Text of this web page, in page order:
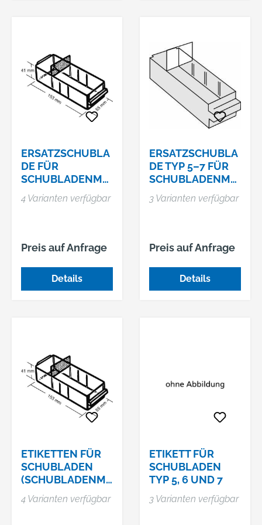
8, 78199 Bräunlingen,
DE, +4977192010,
info@bedrunka-
hirth.de
ERSATZSCHUBLA
DE FÜR
SCHUBLADENMA
GAZINE
4 Varianten verfügbar
Preis auf Anfrage
Details
ERSATZSCHUBLA
DE TYP 5–7 FÜR
SCHUBLADENMA
GAZIN TYP 250
3 Varianten verfügbar
Preis auf Anfrage
Details
ETIKETTEN FÜR
SCHUBLADEN
(SCHUBLADENMA
GAZINE),
WEISS/KLAR
4 Varianten verfügbar
ETIKETT FÜR
SCHUBLADEN
TYP 5, 6 UND 7
3 Varianten verfügbar